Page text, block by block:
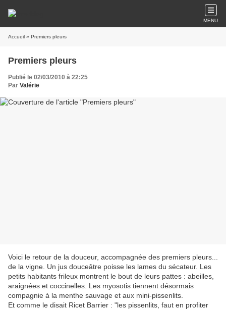
MENU
Accueil » Premiers pleurs
Premiers pleurs
Publié le 02/03/2010 à 22:25
Par Valérie
Voici le retour de la douceur, accompagnée des premiers pleurs...
de la vigne. Un jus douceâtre poisse les lames du sécateur. Les
petits habitants frileux montrent le bout de leurs pattes : abeilles,
araignées et coccinelles. Les myosotis tiennent désormais
compagnie à la menthe sauvage et aux mini-pissenlits.
Et comme le disait Ricet Barrier : "les pissenlits, faut en profiter